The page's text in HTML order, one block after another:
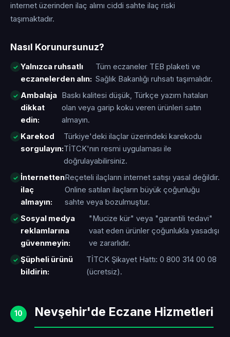
internet üzerinden ilaç alımı ciddi sahte ilaç riski
taşımaktadır.
Nasıl Korunursunuz?
Yalnızca ruhsatlı
eczanelerden alın:
Tüm eczaneler TEB plaketi ve
Sağlık Bakanlığı ruhsatı taşımalıdır.
Ambalaja
dikkat
edin:
Baskı kalitesi düşük, Türkçe yazım hataları
olan veya garip koku veren ürünleri satın
almayın.
Karekod
sorgulayın:
Türkiye'deki ilaçlar üzerindeki karekodu
TİTCK'nın resmi uygulaması ile
doğrulayabilirsiniz.
İnternetten
ilaç
almayın:
Reçeteli ilaçların internet satışı yasal değildir.
Online satılan ilaçların büyük çoğunluğu
sahte veya bozulmuştur.
Sosyal medya
reklamlarına
güvenmeyin:
"Mucize kür" veya "garantili tedavi"
vaat eden ürünler çoğunlukla yasadışı
ve zararlıdır.
Şüpheli ürünü
bildirin:
TİTCK Şikayet Hattı: 0 800 314 00 08
(ücretsiz).
10 Nevşehir'de Eczane Hizmetleri